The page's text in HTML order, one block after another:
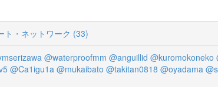
ト・ネットワーク (33)
@waterproofmm @anguillid @kuromokoneko
@Ca1igu1a @mukaibato @takitan0818 @oyadama